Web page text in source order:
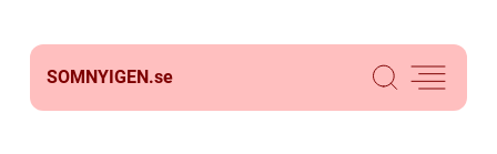
SOMNYIGEN.se